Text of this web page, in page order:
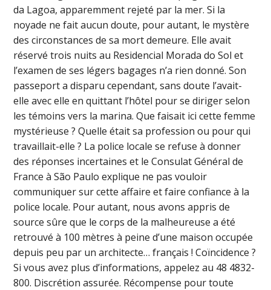
da Lagoa, apparemment rejeté par la mer. Si la
noyade ne fait aucun doute, pour autant, le mystère
des circonstances de sa mort demeure. Elle avait
réservé trois nuits au Residencial Morada do Sol et
l’examen de ses légers bagages n’a rien donné. Son
passeport a disparu cependant, sans doute l’avait-
elle avec elle en quittant l’hôtel pour se diriger selon
les témoins vers la marina. Que faisait ici cette femme
mystérieuse ? Quelle était sa profession ou pour qui
travaillait-elle ? La police locale se refuse à donner
des réponses incertaines et le Consulat Général de
France à São Paulo explique ne pas vouloir
communiquer sur cette affaire et faire confiance à la
police locale. Pour autant, nous avons appris de
source sûre que le corps de la malheureuse a été
retrouvé à 100 mètres à peine d’une maison occupée
depuis peu par un architecte… français ! Coïncidence ?
Si vous avez plus d’informations, appelez au 48 4832-
800. Discrétion assurée. Récompense pour toute